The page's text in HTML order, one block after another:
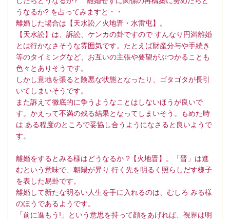
うなるか? を占ってみますと・・
離婚した場合は【天水訟／火地晋・水雷屯】。
【天水訟】は、訴訟、ケンカの卦ですので すんなり円満離婚
とは行かなさそうな雰囲気です。たとえば財産分与や手続き
等のタイミングなど、お互いの主張や要望がぶつかることも
色々とありそうです。
しかし意地を張ると険悪な状態となったり、ゴタゴタが長引
いてしまいそうです。
また訴えて徹底的に争うようなことはしないほうが良いで
す。かえって不満の残る結果となってしまいそう。もめた時
は ある程度のところで妥協し合うようになさると良いようで
す。
離婚をするとみる様はどうなるか ?【火地晋】。「晋」は進
むという意味で、朝陽が昇り 行く先を明るく照らしだす様子
を表した易卦です。
離婚して新たな明るい人生を手に入れるのは、むしろ みる様
のほうであるようです。
「前に進もう!」という意思を持って顔をあげれば、視界は明